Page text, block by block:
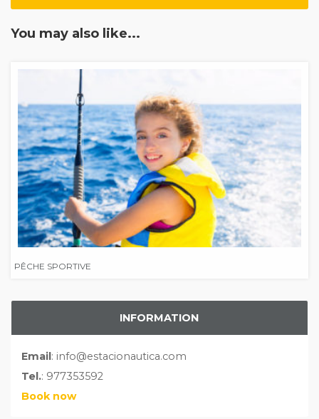
You may also like...
PÊCHE SPORTIVE
INFORMATION
Email: info@estacionautica.com
Tel.: 977353592
Book now